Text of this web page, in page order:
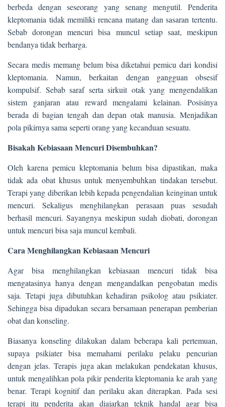
berbeda dengan seseorang yang senang mengutil. Penderita
kleptomania tidak memiliki rencana matang dan sasaran tertentu.
Sebab dorongan mencuri bisa muncul setiap saat, meskipun
bendanya tidak berharga.
Secara medis memang belum bisa diketahui pemicu dari kondisi
kleptomania. Namun, berkaitan dengan gangguan obsesif
kompulsif. Sebab saraf serta sirkuit otak yang mengendalikan
sistem ganjaran atau reward mengalami kelainan. Posisinya
berada di bagian tengah dan depan otak manusia. Menjadikan
pola pikirnya sama seperti orang yang kecanduan sesuatu.
Bisakah Kebiasaan Mencuri Disembuhkan?
Oleh karena pemicu kleptomania belum bisa dipastikan, maka
tidak ada obat khusus untuk menyembuhkan tindakan tersebut.
Terapi yang diberikan lebih kepada pengendalian keinginan untuk
mencuri. Sekaligus menghilangkan perasaan puas sesudah
berhasil mencuri. Sayangnya meskipun sudah diobati, dorongan
untuk mencuri bisa saja muncul kembali.
Cara Menghilangkan Kebiasaan Mencuri
Agar bisa menghilangkan kebiasaan mencuri tidak bisa
mengatasinya hanya dengan mengandalkan pengobatan medis
saja. Tetapi juga dibutuhkan kehadiran psikolog atau psikiater.
Sehingga bisa dipadukan secara bersamaan penerapan pemberian
obat dan konseling.
Biasanya konseling dilakukan dalam beberapa kali pertemuan,
supaya psikiater bisa memahami perilaku pelaku pencurian
dengan jelas. Terapis juga akan melakukan pendekatan khusus,
untuk mengalihkan pola pikir penderita kleptomania ke arah yang
benar. Terapi kognitif dan perilaku akan diterapkan. Pada sesi
terapi itu penderita akan diajarkan teknik handal agar bisa